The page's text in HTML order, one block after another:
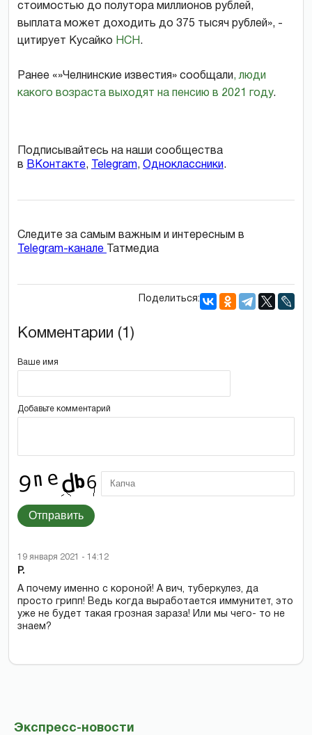
Экспресс-новости
стоимостью до полутора миллионов рублей,
выплата может доходить до 375 тысяч рублей», -
цитирует Кусайко НСН .
Ранее «»Челнинские известия» сообщали, люди
какого возраста выходят на пенсию в 2021 году.
Подписывайтесь на наши сообщества
в ВКонтакте, Telegram, Одноклассники.
Следите за самым важным и интересным в
Telegram-канале
Татмедиа
Поделиться:
Комментарии (1)
Ваше имя
Добавьте комментарий
Отправить
19 января 2021 - 14:12
Р.
А почему именно с короной! А вич, туберкулез, да
просто грипп! Ведь когда выработается иммунитет, это
уже не будет такая грозная зараза! Или мы чего- то не
знаем?